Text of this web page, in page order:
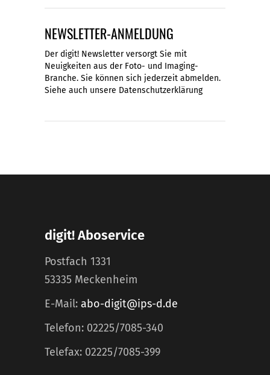
NEWSLETTER-ANMELDUNG
Der digit! Newsletter versorgt Sie mit
Neuigkeiten aus der Foto- und Imaging-
Branche. Sie können sich jederzeit abmelden.
Siehe auch unsere Datenschutzerklärung
digit! Aboservice
Postfach 1331
53335 Meckenheim
E-Mail: abo-digit@ips-d.de
Telefon: 02225/7085-340
Telefax: 02225/7085-399